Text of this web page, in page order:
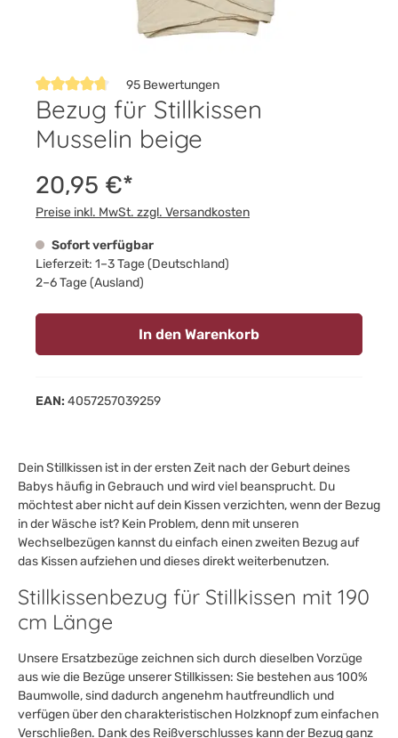
Durchschnittliche Bewertung von 4.7 von 5 Sternen
95 Bewertungen
Bezug für Stillkissen
Musselin beige
20,95 €*
Preise inkl. MwSt. zzgl. Versandkosten
Sofort verfügbar
Lieferzeit: 1–3 Tage (Deutschland)
2–6 Tage (Ausland)
In den Warenkorb
EAN: 4057257039259
Dein Stillkissen ist in der ersten Zeit nach der Geburt deines
Babys häufig in Gebrauch und wird viel beansprucht. Du
möchtest aber nicht auf dein Kissen verzichten, wenn der Bezug
in der Wäsche ist? Kein Problem, denn mit unseren
Wechselbezügen kannst du einfach einen zweiten Bezug auf
das Kissen aufziehen und dieses direkt weiterbenutzen.
Stillkissenbezug für Stillkissen mit 190
cm Länge
Unsere Ersatzbezüge zeichnen sich durch dieselben Vorzüge
aus wie die Bezüge unserer Stillkissen: Sie bestehen aus 100%
Baumwolle, sind dadurch angenehm hautfreundlich und
verfügen über den charakteristischen Holzknopf zum einfachen
Verschließen. Dank des Reißverschlusses kann der Bezug ganz